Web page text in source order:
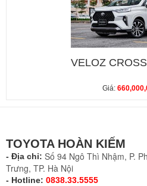
VELOZ
Giá:
TOYOTA HOÀN KIẾM
- Địa chỉ: Số 94 Ngô Thì Nhậm, P.
Trưng, TP. Hà Nội
- Hotline: 0838.33.5555